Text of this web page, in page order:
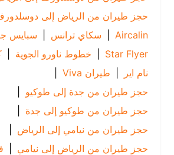
حجز طيران من الرياض إلى دوسلدورف |
Aircalin
| سكاي ترانس | سبايس جيت
|
Star Flyer
| خطوط ناورو الجوية | كيب
| طيران Viva
|
حجز طيران من جدة إلى طوكيو |
حجز طيران من طوكيو إلى جدة
حجز طيران من نيامي إلى الرياض
|
حجز طيران من الرياض إلى نيامي | فلاي